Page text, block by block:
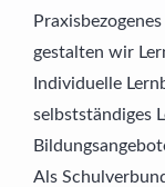
gestalten wir
Individuelle
selbstständiges
Als